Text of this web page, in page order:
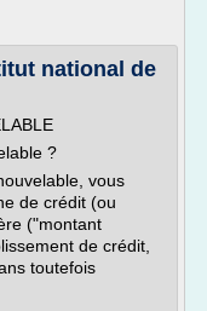
national de
?
vous
de crédit (ou
("montant
de crédit,
toutefois